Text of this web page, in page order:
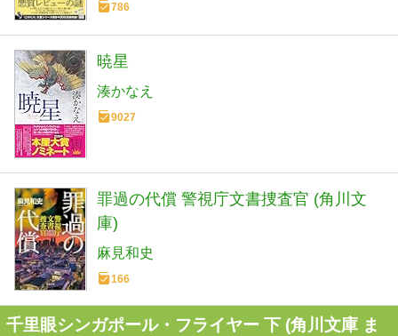
786
暁星
湊かなえ
9027
罪過の代償 警視庁文書捜査官 (角川文
庫)
麻見和史
166
千里眼シンガポール・フライヤー 下 (角川文庫 ま